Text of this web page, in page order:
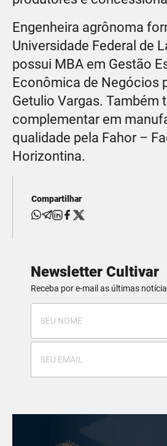
Engenheira agrônoma
Universidade Federal de
possui MBA em Gestão
Econômica de Negócios
Getulio Vargas. Também
complementar em
qualidade pela Fahor –
Horizontina.
Compartilhar
Newsletter Cultivar
Receba por e-mail as últimas